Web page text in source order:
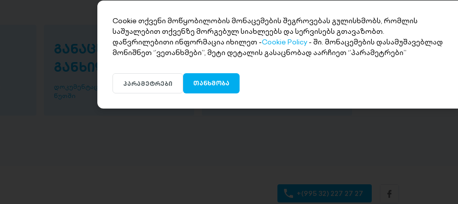
განაცხადის
განხილვა
დოკუმენტაციის განხილვა ხდება 30
წუთში
თანხის მიღება 2
დაისვი თანხა სასურველ ანგარიშზე
+(995 32) 227 27 27
Cookie თქვენი მოწყობილობის მონაცემების შეგროვებას გულისხმობს, რომლის
საშუალებით თქვენზე მორგებულ სიახლეებს და სერვისებს გთავაზობთ.
დაწვრილებითი ინფორმაცია იხილეთ -Cookie Policy - ში. მონაცემების დასამუშავებლად
მონიშნეთ ‘’ვეთანხმები’’, მეტი დეტალის გასაცნობად აარჩიეთ ‘’პარამეტრები’’
პარამეტრები თანხმობა